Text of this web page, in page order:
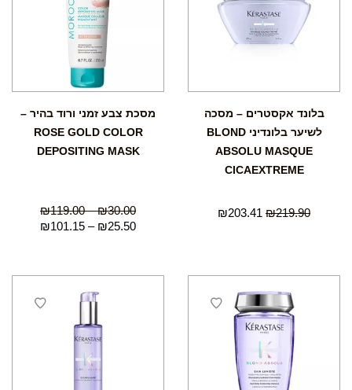
בלונד אקסטרים – מסכה
לשיער בלונדיני BLOND
ABSOLU MASQUE
CICAEXTREME
₪219.90
₪203.41
מסכת צבע זמני ורוד בהיר –
ROSE GOLD COLOR
DEPOSITING MASK
₪30.00
–
₪119.00
₪25.50
–
₪101.15